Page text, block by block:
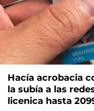
Hacía acrobacia
la subía a las
licenica hasta